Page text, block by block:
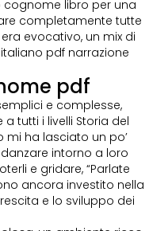
cognome libro per una
completamente tutte
evocativo, un mix di
pdf narrazione
pdf
e complesse,
tutti i livelli Storia del
ha lasciato un po’
intorno a loro
e gridare, “Parlate
ancora investito nella
e lo sviluppo dei